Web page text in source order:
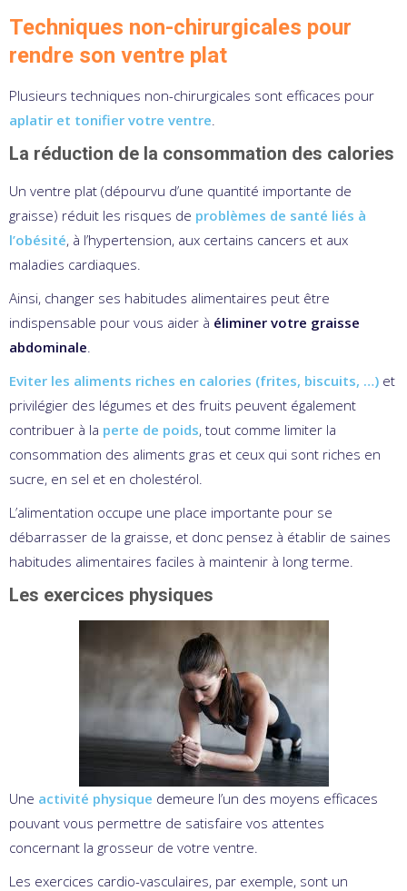
Techniques non-chirurgicales pour
rendre son ventre plat
Plusieurs techniques non-chirurgicales sont efficaces pour
aplatir et tonifier votre ventre.
La réduction de la consommation des calories
Un ventre plat (dépourvu d’une quantité importante de
graisse) réduit les risques de problèmes de santé liés à
l’obésité, à l’hypertension, aux certains cancers et aux
maladies cardiaques.
Ainsi, changer ses habitudes alimentaires peut être
indispensable pour vous aider à éliminer votre graisse
abdominale.
Eviter les aliments riches en calories (frites, biscuits, …) et
privilégier des légumes et des fruits peuvent également
contribuer à la perte de poids, tout comme limiter la
consommation des aliments gras et ceux qui sont riches en
sucre, en sel et en cholestérol.
L’alimentation occupe une place importante pour se
débarrasser de la graisse, et donc pensez à établir de saines
habitudes alimentaires faciles à maintenir à long terme.
Les exercices physiques
Une activité physique demeure l’un des moyens efficaces
pouvant vous permettre de satisfaire vos attentes
concernant la grosseur de votre ventre.
Les exercices cardio-vasculaires, par exemple, sont un